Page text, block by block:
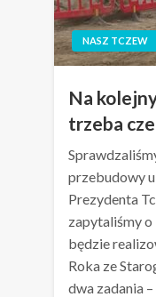
NASZ TCZEW
Na
trzeba
przebudowy
Prezydenta
zapytaliśmy
będzie
Roka ze
dwa zadania